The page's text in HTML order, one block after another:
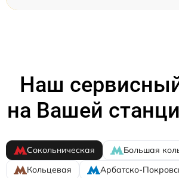
Наш
на Вашей
Сокольническая
Большая
Кольцевая
Арбатско-